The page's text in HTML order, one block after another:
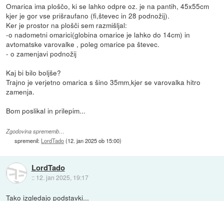
Omarica ima ploščo, ki se lahko odpre oz. je na pantih, 45x55cm
kjer je gor vse prišraufano (fi,števec in 28 podnožij).
Ker je prostor na plošči sem razmišljal:
-o nadometni omarici(globina omarice je lahko do 14cm) in
avtomatske varovalke , poleg omarice pa števec.
- o zamenjavi podnožij
Kaj bi bilo boljše?
Trajno je verjetno omarica s šino 35mm,kjer se varovalka hitro
zamenja.
Bom poslikal in prilepim...
Zgodovina sprememb…
spremenil: LordTado(12. jan 2025 ob 15:00)
LordTado
:: 12. jan 2025, 19:17
Tako izgledajo podstavki...